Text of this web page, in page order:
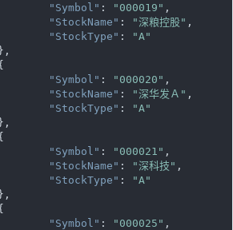
"Symbol" : "000019" ,
"StockName" : "深粮控股" ,
"StockType" :
"A"
"Symbol" : "000020" ,
"StockName" : "深华发Ａ" ,
"StockType" :
"A"
"Symbol" : "000021" ,
"StockName" : "深科技" ,
"StockType" :
"A"
"Symbol" : "000025" ,